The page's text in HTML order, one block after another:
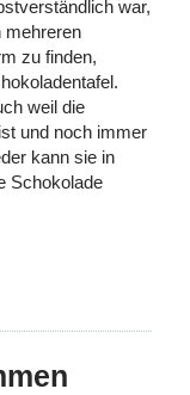
war,
mehreren
zu finden,
weil die
und noch immer
kann sie in
Schokolade